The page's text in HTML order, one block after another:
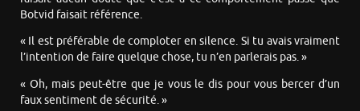
Botvid faisait référence.
« Il est préférable de comploter en silence. Si tu avais vraiment
l’intention de faire quelque chose, tu n’en parlerais pas. »
« Oh, mais peut-être que je vous le dis pour vous bercer d’un
faux sentiment de sécurité. »